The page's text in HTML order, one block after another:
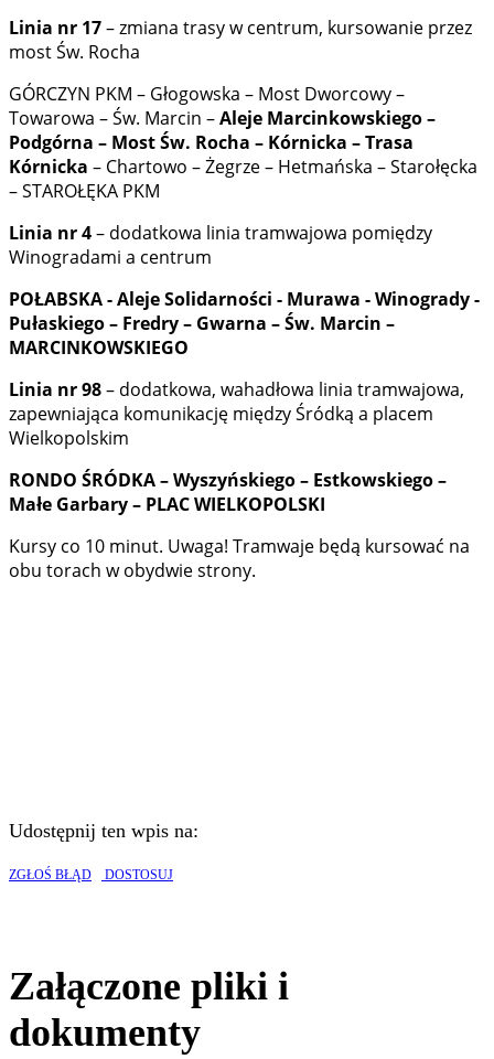
Linia nr 17– zmiana trasy w centrum, kursowanie przez
most Św. Rocha
GÓRCZYN PKM – Głogowska – Most Dworcowy –
Towarowa – Św. Marcin –Aleje Marcinkowskiego –
Podgórna – Most Św. Rocha – Kórnicka – Trasa
Kórnicka – Chartowo – Żegrze – Hetmańska – Starołęcka
– STAROŁĘKA PKM
Linia nr 4– dodatkowa linia tramwajowa pomiędzy
Winogradami a centrum
POŁABSKA - Aleje Solidarności - Murawa - Winogrady -
Pułaskiego – Fredry – Gwarna – Św. Marcin –
MARCINKOWSKIEGO
Linia nr 98– dodatkowa, wahadłowa linia tramwajowa,
zapewniająca komunikację między Śródką a placem
Wielkopolskim
RONDO ŚRÓDKA – Wyszyńskiego – Estkowskiego –
Małe Garbary – PLAC WIELKOPOLSKI
Kursy co 10 minut. Uwaga! Tramwaje będą kursować na
obu torach w obydwie strony.
Udostępnij ten wpis na:
ZGŁOŚ BŁĄD DOSTOSUJ
Załączone pliki i
dokumenty